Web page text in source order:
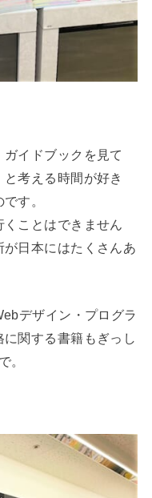
イドブックを見て
と考える時間が好き
す。
ことはできません
日本にはたくさんあ
デザイン・プログラ
関する書籍もぎっし
。